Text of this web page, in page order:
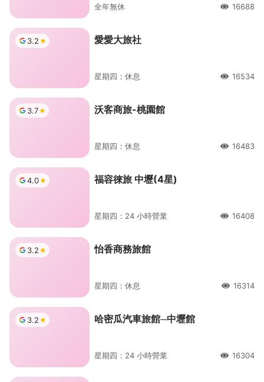
全年無休 人氣16688
3.2 愛愛大旅社
星期四：休息 人氣16534
3.7 沃客商旅-桃園館
星期四：休息 人氣16483
4.0 福容徠旅 中壢(4星)
星期四：24 小時營業 人氣16408
3.2 怡香商務旅館
星期四：休息 人氣16314
3.2 哈密瓜汽車旅館─中壢館
星期四：24 小時營業 人氣16304